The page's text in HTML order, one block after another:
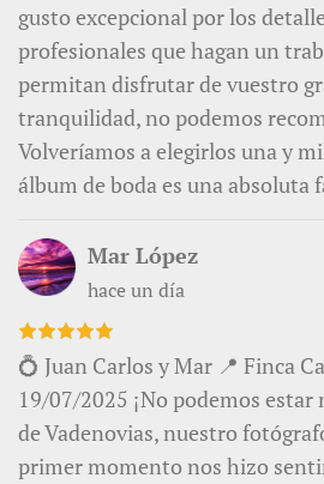
gusto excepcional por los
profesionales que hagan un
permitan disfrutar de vuestro
tranquilidad, no podemos
Volveríamos a elegirlos una y
álbum de boda es una absoluta
Mar López
hace un día
💍 Juan Carlos y Mar 📍 Finca
19/07/2025 ¡No podemos estar
de Vadenovias, nuestro
primer momento nos hizo